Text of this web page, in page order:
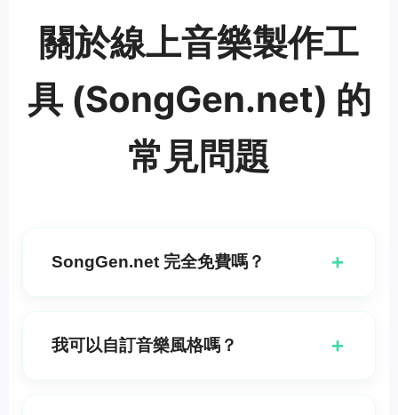
關於線上音樂製作工
具 (SongGen.net) 的
常見問題
SongGen.net 完全免費嗎？ +
用簡單模式或自定義模式。你也可以免費生成歌詞並使
我可以自訂音樂風格嗎？ +